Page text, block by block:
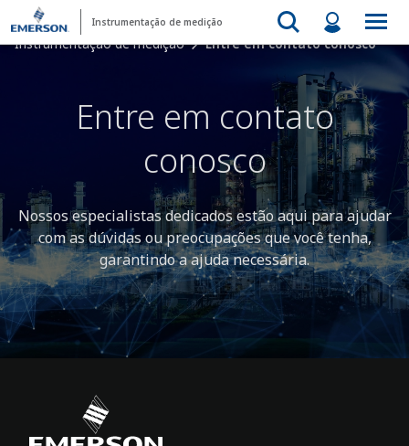
Instrumentação de medição
Instrumentação de medição Entre em contato conosco
Entre em contato
conosco
Nossos especialistas dedicados estão aqui para ajudar
com as dúvidas ou preocupações que você tenha,
garantindo a ajuda necessária.